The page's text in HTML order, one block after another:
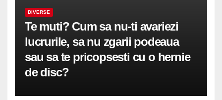
DIVERSE
Te muti? Cum sa nu-ti avariezi
lucrurile, sa nu zgarii podeaua
sau sa te pricopsesti cu o hernie
de disc?